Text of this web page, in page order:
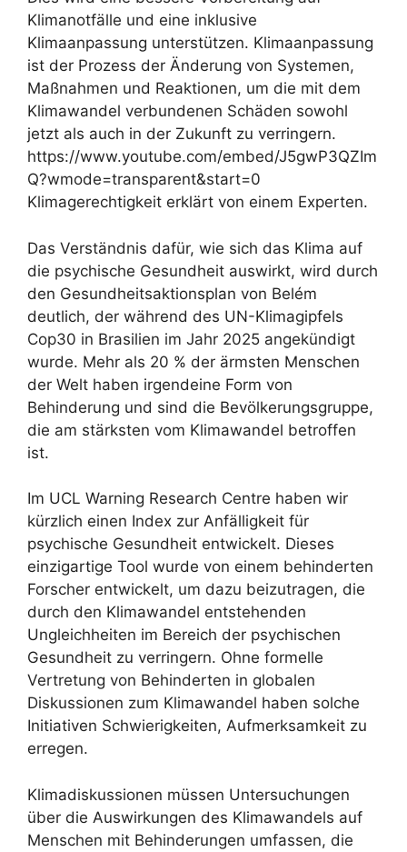
Klimanotfälle und eine inklusive
Klimaanpassung unterstützen. Klimaanpassung
ist der Prozess der Änderung von Systemen,
Maßnahmen und Reaktionen, um die mit dem
Klimawandel verbundenen Schäden sowohl
jetzt als auch in der Zukunft zu verringern.
https://www.youtube.com/embed/J5gwP3QZIm
Q?wmode=transparent&start=0
Klimagerechtigkeit erklärt von einem Experten.
Das Verständnis dafür, wie sich das Klima auf
die psychische Gesundheit auswirkt, wird durch
den Gesundheitsaktionsplan von Belém
deutlich, der während des UN-Klimagipfels
Cop30 in Brasilien im Jahr 2025 angekündigt
wurde. Mehr als 20 % der ärmsten Menschen
der Welt haben irgendeine Form von
Behinderung und sind die Bevölkerungsgruppe,
die am stärksten vom Klimawandel betroffen
ist.
Im UCL Warning Research Centre haben wir
kürzlich einen Index zur Anfälligkeit für
psychische Gesundheit entwickelt. Dieses
einzigartige Tool wurde von einem behinderten
Forscher entwickelt, um dazu beizutragen, die
durch den Klimawandel entstehenden
Ungleichheiten im Bereich der psychischen
Gesundheit zu verringern. Ohne formelle
Vertretung von Behinderten in globalen
Diskussionen zum Klimawandel haben solche
Initiativen Schwierigkeiten, Aufmerksamkeit zu
erregen.
Klimadiskussionen müssen Untersuchungen
über die Auswirkungen des Klimawandels auf
Menschen mit Behinderungen umfassen, die